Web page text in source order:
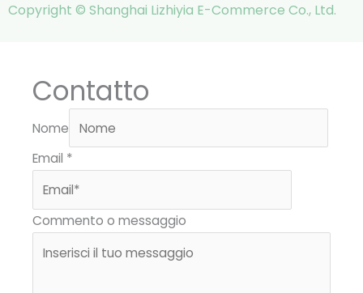
Copyright © Shanghai Lizhiyia E-Commerce Co., Ltd.
Contatto
Nome
Email *
Commento o messaggio